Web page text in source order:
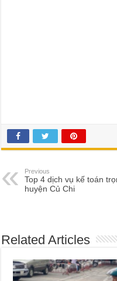
Previous
Top 4 dịch vụ kế toán
huyện Củ Chi
Related Articles